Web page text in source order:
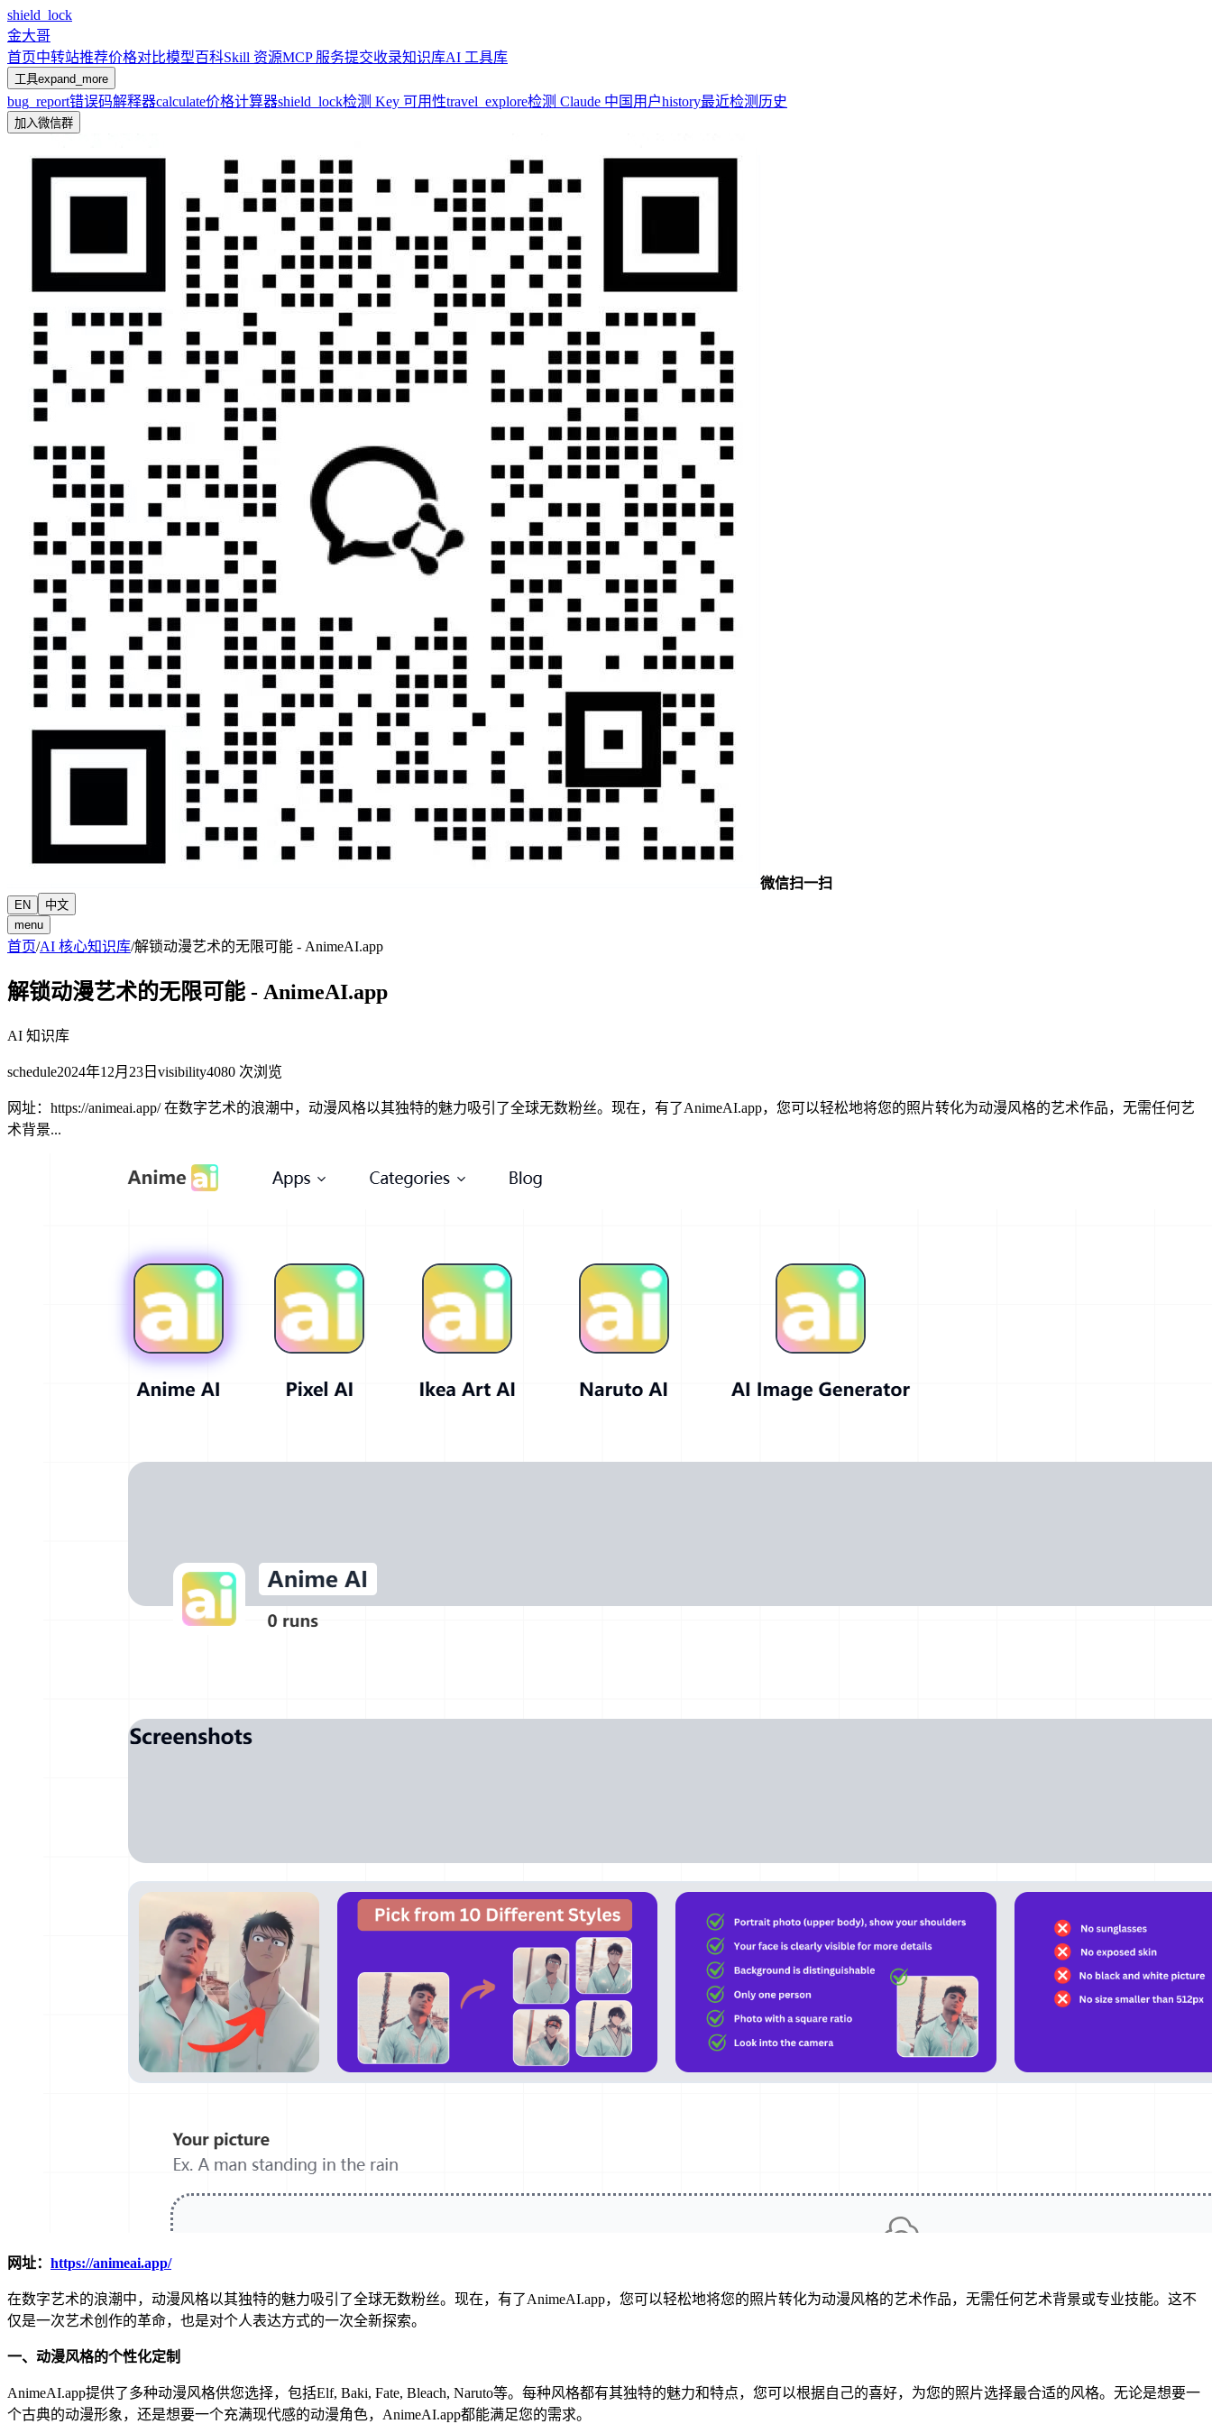
shield_lock
金大哥
首页中转站推荐价格对比模型百科Skill 资源MCP 服务提交收录知识库AI 工具库
工具expand_more
bug_report错误码解释器calculate价格计算器shield_lock检测 Key 可用性travel_explore检测 Claude 中国用户history最近检测历史
加入微信群
微信扫一扫
EN
中文
menu
首页/AI 核心知识库/解锁动漫艺术的无限可能 - AnimeAI.app
解锁动漫艺术的无限可能 - AnimeAI.app
AI 知识库
schedule2024年12月23日 visibility4080 次浏览
网址：https://animeai.app/ 在数字艺术的浪潮中，动漫风格以其独特的魅力吸引了全球无数粉丝。现在，有了AnimeAI.app，您可以轻松地将您的照片转化为动漫风格的艺术作品，无需任何艺
术背景...
网址： https://animeai.app/
在数字艺术的浪潮中，动漫风格以其独特的魅力吸引了全球无数粉丝。现在，有了AnimeAI.app，您可以轻松地将您的照片转化为动漫风格的艺术作品，无需任何艺术背景或专业技能。这不
仅是一次艺术创作的革命，也是对个人表达方式的一次全新探索。
一、动漫风格的个性化定制
AnimeAI.app提供了多种动漫风格供您选择，包括Elf, Baki, Fate, Bleach, Naruto等。每种风格都有其独特的魅力和特点，您可以根据自己的喜好，为您的照片选择最合适的风格。无论是想要一
个古典的动漫形象，还是想要一个充满现代感的动漫角色，AnimeAI.app都能满足您的需求。